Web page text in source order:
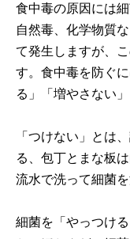
食中毒の原因には
自然毒、化学物質
て発生しますが、
す。食中毒を防ぐ
る」「増やさない
「つけない」とは
る、包丁とまな板
流水で洗って細菌
細菌を「やっつけ